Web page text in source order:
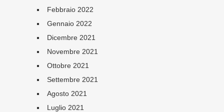
Febbraio 2022
Gennaio 2022
Dicembre 2021
Novembre 2021
Ottobre 2021
Settembre 2021
Agosto 2021
Luglio 2021